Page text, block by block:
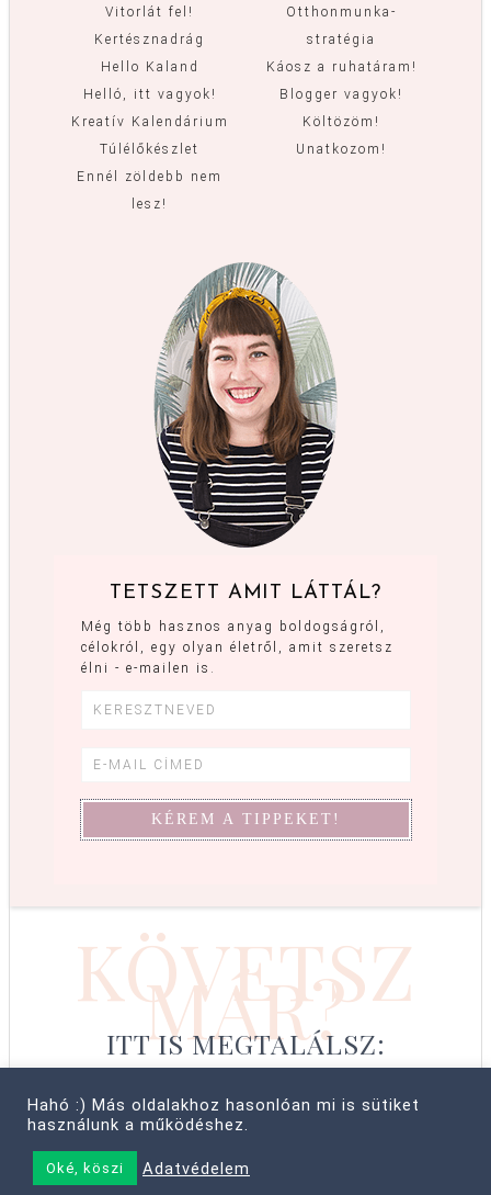
Vitorlát fel!
Kertésznadrág
Hello Kaland
Helló, itt vagyok!
Kreatív Kalendárium
Túlélőkészlet
Ennél zöldebb nem
lesz!
Otthonmunka-
stratégia
Káosz a ruhatáram!
Blogger vagyok!
Költözöm!
Unatkozom!
TETSZETT AMIT LÁTTÁL?
Még több hasznos anyag boldogságról,
célokról, egy olyan életről, amit szeretsz
élni - e-mailen is.
KÖVETSZ
MÁR?
ITT IS MEGTALÁLSZ:
© COPYRIGHT 2008–2026 CABBIT SUPREME LTD, FARKAS LÍVIA
• MINDEN JOG FENNTARTVA! ·
Hahó :) Más oldalakhoz hasonlóan mi is sütiket
használunk a működéshez.
Oké, köszi Adatvédelem